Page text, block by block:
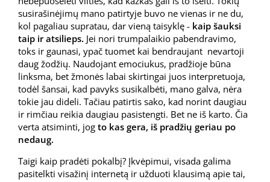
susirašinėjimų mano patirtyje buvo ne vienas ir ne du,
kol pagaliau supratau, dar vieną taisyklę - kaip šauksi
taip ir atsilieps. Jei nori trumpalaikio pabendravimo,
toks ir gaunasi, ypač tuomet kai bendraujant nevartoji
daug žodžių. Naudojant emociukus, pradžioje būna
linksma, bet žmonės labai skirtingai juos interpretuoja,
todėl šansai, kad pavyks susikalbėti, mano galva, nėra
tokie jau dideli. Tačiau patirtis sako, kad norint daugiau
ir rimčiau reikia daugiau pasistengti. Bet ne iš karto. Čia
verta atsiminti, jog to kas gera, iš pradžių geriau po
nedaug.
Taigi kaip pradėti pokalbį? Įkvėpimui, visada galima
pasitelkti visažinį internetą ir užduoti klausimą apie tai,